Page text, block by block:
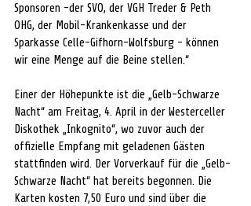
Sponsoren -der SVO, der VGH Treder & Peth
OHG, der Mobil-Krankenkasse und der
Sparkasse Celle-Gifhorn-Wolfsburg - können
wir eine Menge auf die Beine stellen.“
Einer der Höhepunkte ist die „Gelb-Schwarze
Nacht“ am Freitag, 4. April in der Westerceller
Diskothek „Inkognito“, wo zuvor auch der
offizielle Empfang mit geladenen Gästen
stattfinden wird. Der Vorverkauf für die „Gelb-
Schwarze Nacht“ hat bereits begonnen. Die
Karten kosten 7,50 Euro und sind über die